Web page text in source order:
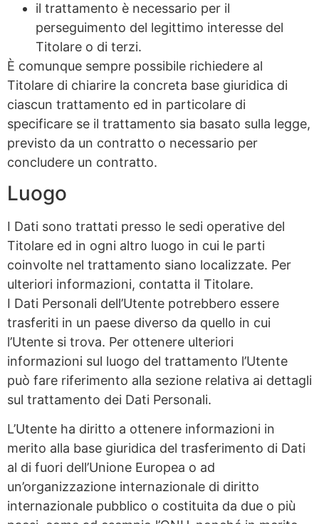
il trattamento è necessario per il
perseguimento del legittimo interesse del
Titolare o di terzi.
È comunque sempre possibile richiedere al
Titolare di chiarire la concreta base giuridica di
ciascun trattamento ed in particolare di
specificare se il trattamento sia basato sulla legge,
previsto da un contratto o necessario per
concludere un contratto.
Luogo
I Dati sono trattati presso le sedi operative del
Titolare ed in ogni altro luogo in cui le parti
coinvolte nel trattamento siano localizzate. Per
ulteriori informazioni, contatta il Titolare.
I Dati Personali dell’Utente potrebbero essere
trasferiti in un paese diverso da quello in cui
l’Utente si trova. Per ottenere ulteriori
informazioni sul luogo del trattamento l’Utente
può fare riferimento alla sezione relativa ai dettagli
sul trattamento dei Dati Personali.
L’Utente ha diritto a ottenere informazioni in
merito alla base giuridica del trasferimento di Dati
al di fuori dell’Unione Europea o ad
un’organizzazione internazionale di diritto
internazionale pubblico o costituita da due o più